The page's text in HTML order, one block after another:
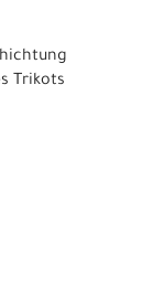
Trikots